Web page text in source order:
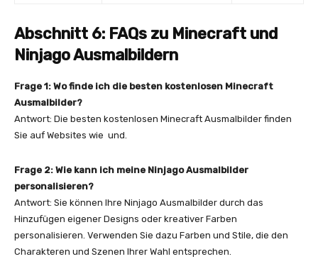
Abschnitt 6: FAQs zu Minecraft und
Ninjago Ausmalbildern
Frage 1: Wo finde ich die besten kostenlosen Minecraft
Ausmalbilder?
Antwort: Die besten kostenlosen Minecraft Ausmalbilder finden
Sie auf Websites wie und.
Frage 2: Wie kann ich meine Ninjago Ausmalbilder
personalisieren?
Antwort: Sie können Ihre Ninjago Ausmalbilder durch das
Hinzufügen eigener Designs oder kreativer Farben
personalisieren. Verwenden Sie dazu Farben und Stile, die den
Charakteren und Szenen Ihrer Wahl entsprechen.